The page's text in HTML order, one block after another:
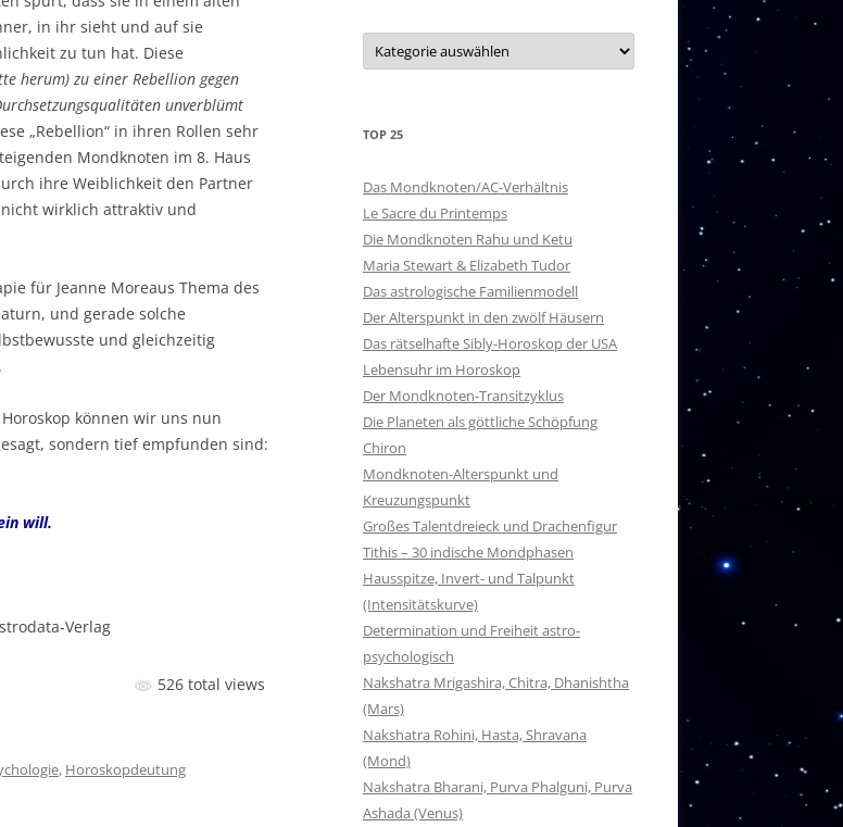
21 – UTTARA ASHADA
24 – SHATABISHAK
26 – UTTARA BHADRAPADA
27 – REVATI
in ihr sieht und auf sie
zu tun hat. Diese
herum) zu einer Rebellion gegen
unverblümt
„Rebellion“ in ihren Rollen sehr
Mondknoten im 8. Haus
ihre Weiblichkeit den Partner
wirklich attraktiv und
für Jeanne Moreaus Thema des
und gerade solche
und gleichzeitig
können wir uns nun
sondern tief empfunden sind:
will.
Verlag
526 total views
, Horoskopdeutung
Kategorien
TOP 25
Das Mondknoten/AC-Verhältnis
Le Sacre du Printemps
Die Mondknoten Rahu und Ketu
Maria Stewart & Elizabeth Tudor
Das astrologische Familienmodell
Der Alterspunkt in den zwölf Häusern
Das rätselhafte Sibly-Horoskop der USA
Lebensuhr im Horoskop
Der Mondknoten-Transitzyklus
Die Planeten als göttliche Schöpfung
Chiron
Mondknoten-Alterspunkt und
Kreuzungspunkt
Großes Talentdreieck und Drachenfigur
Tithis – 30 indische Mondphasen
Hausspitze, Invert- und Talpunkt
(Intensitätskurve)
Determination und Freiheit astro-
psychologisch
Nakshatra Mrigashira, Chitra, Dhanishtha
(Mars)
Nakshatra Rohini, Hasta, Shravana
(Mond)
Nakshatra Bharani, Purva Phalguni, Purva
Ashada (Venus)